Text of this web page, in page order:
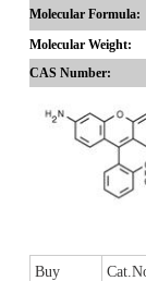
Molecular Formula:
Molecular Weight:
CAS Number:
Buy